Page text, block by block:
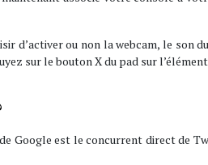
d’activer ou non la webcam, le son
sur le bouton X du pad sur
Google est le concurrent direct de